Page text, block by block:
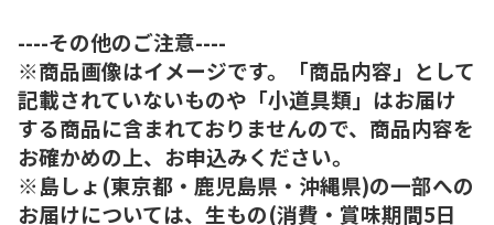
----その他のご注意----
※商品画像はイメージです。「商品内容」として
記載されていないものや「小道具類」はお届け
する商品に含まれておりませんので、商品内容を
お確かめの上、お申込みください。
※島しょ(東京都・鹿児島県・沖縄県)の一部への
お届けについては、生もの(消費・賞味期間5日